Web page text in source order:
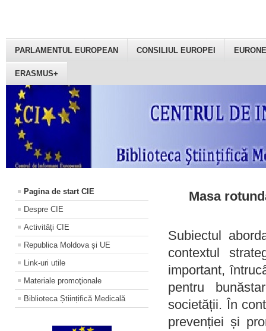
PARLAMENTUL EUROPEAN CONSILIUL EUROPEI
ERASMUS+
Pagina de start CIE
Despre CIE
Activități CIE
Republica Moldova și UE
Link-uri utile
Materiale promoţionale
Biblioteca Științifică Medicală
Masa
Subiectul
contextul
important,
pentru
societății. În
prevenției și